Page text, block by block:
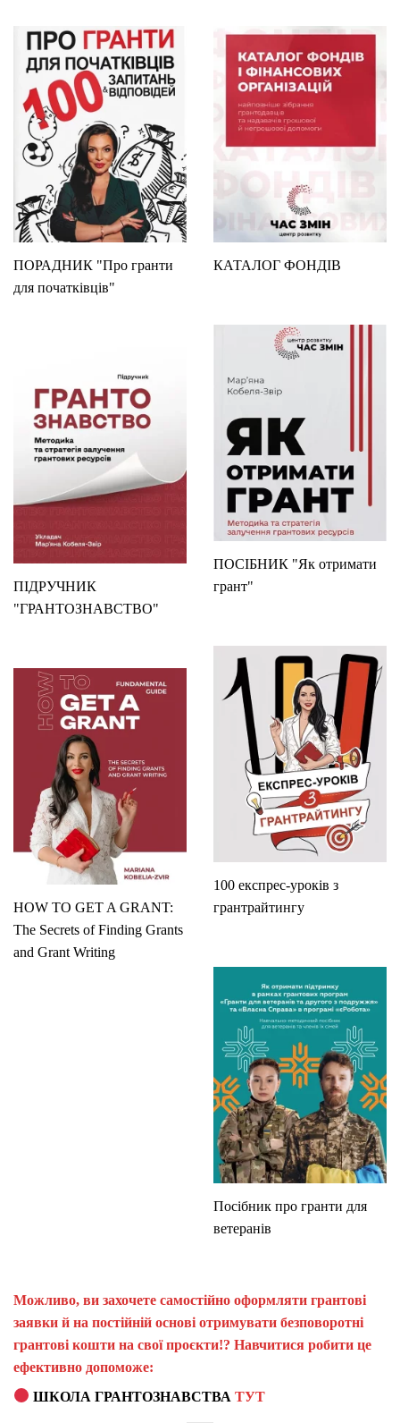
ПОРАДНИК "Про гранти
для початківців"
КАТАЛОГ ФОНДІВ
ПОСІБНИК "Як отримати
грант"
ПІДРУЧНИК
"ГРАНТОЗНАВСТВО"
100 експрес-уроків з
грантрайтингу
HOW TO GET A GRANT:
The Secrets of Finding Grants
and Grant Writing
Посібник про гранти для
ветеранів
Можливо, ви захочете самостійно оформляти грантові
заявки й на постійній основі отримувати безповоротні
грантові кошти на свої проєкти!? Навчитися робити це
ефективно допоможе:
ШКОЛА ГРАНТОЗНАВСТВАТУТ